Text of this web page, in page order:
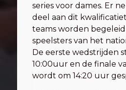
series voor dames. Er
deel aan dit
teams worden
speelsters van het
De eerste wedstrijden
10:00uur en de finale
wordt om 14:20 uur